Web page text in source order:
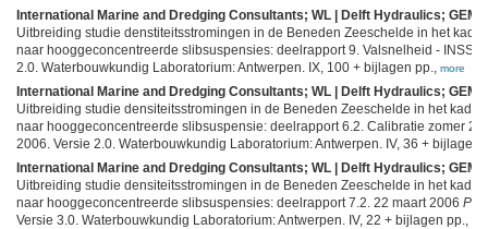
International Marine and Dredging Consultants; WL | Delft Hydraulics;
Uitbreiding studie denstiteitsstromingen in de Beneden Zeeschelde in het
naar hooggeconcentreerde slibsuspensies: deelrapport 9. Valsnelheid -
2.0. Waterbouwkundig Laboratorium: Antwerpen. IX, 100 + bijlagen pp., more
International Marine and Dredging Consultants; WL | Delft Hydraulics;
Uitbreiding studie densiteitsstromingen in de Beneden Zeeschelde in het kader
naar hooggeconcentreerde slibsuspensie: deelrapport 6.2. Calibratie zomer
2006. Versie 2.0. Waterbouwkundig Laboratorium: Antwerpen. IV, 36 + bijlagen
International Marine and Dredging Consultants; WL | Delft Hydraulics;
Uitbreiding studie densiteitsstromingen in de Beneden Zeeschelde in het kader
naar hooggeconcentreerde slibsuspensies: deelrapport 7.2. 22 maart 2006
Versie 3.0. Waterbouwkundig Laboratorium: Antwerpen. IV, 22 + bijlagen pp.,